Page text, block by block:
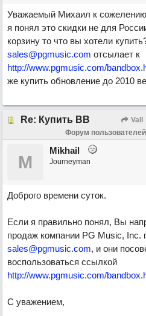
Уважаемый Михаил к сожелению
я понял это скидки не для
корзину то что вы хотели
sales@pgmusic.com отсылает к
http://www.pgmusic.com/
же купить обновление до 2010
Re: Купить ВВ Vall
Форум
M
Mikhail
Journeyman
Доброго времени суток.
Если я правильно понял, Вы
продаж компании PG Music, Inc.
sales@pgmusic.com, и они
воспользоваться ссылкой
http://www.pgmusic.com/
С уважением,